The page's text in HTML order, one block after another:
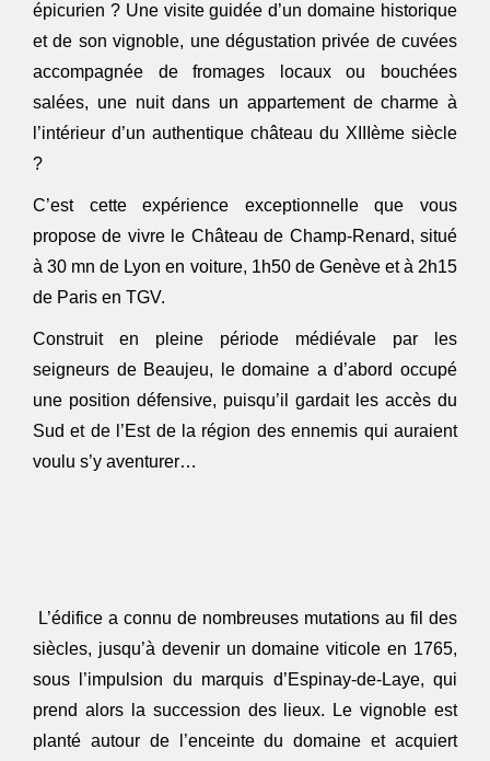
épicurien ? Une visite guidée d’un domaine historique
et de son vignoble, une dégustation privée de cuvées
accompagnée de fromages locaux ou bouchées
salées, une nuit dans un appartement de charme à
l’intérieur d’un authentique château du XIIIème siècle
?
C’est cette expérience exceptionnelle que vous
propose de vivre le Château de Champ-Renard, situé
à 30 mn de Lyon en voiture, 1h50 de Genève et à 2h15
de Paris en TGV.
Construit en pleine période médiévale par les
seigneurs de Beaujeu, le domaine a d’abord occupé
une position défensive, puisqu’il gardait les accès du
Sud et de l’Est de la région des ennemis qui auraient
voulu s’y aventurer…
L’édifice a connu de nombreuses mutations au fil des
siècles, jusqu’à devenir un domaine viticole en 1765,
sous l’impulsion du marquis d’Espinay-de-Laye, qui
prend alors la succession des lieux. Le vignoble est
planté autour de l’enceinte du domaine et acquiert